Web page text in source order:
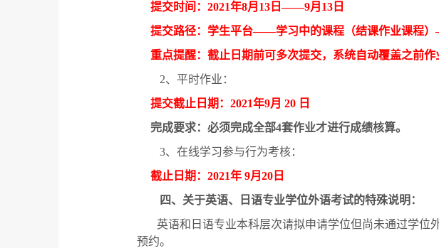
提交时间： 2021年8月 13 日——9月 13 日
提交路径：学生平台——学习中的课程（结课作业课程）
重点提醒：截止日期前可多次提交，系统自动覆盖之前作
2、平时作业：
提交截止日期： 2021年9月 20 日
完成要求：必须完成全部4套作业才进行成绩核算。
3、在线学习参与行为考核：
截止日期： 2021年 9月 20 日
四、关于英语、日语专业学位外语考试的特殊说明：
英语和日语专业本科层次请拟申请学位但尚未通过学
预约。